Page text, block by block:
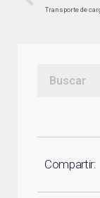
Compartir: